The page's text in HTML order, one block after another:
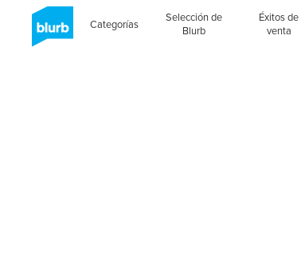
Categorías
Selección de
Blurb
Éxitos de
venta